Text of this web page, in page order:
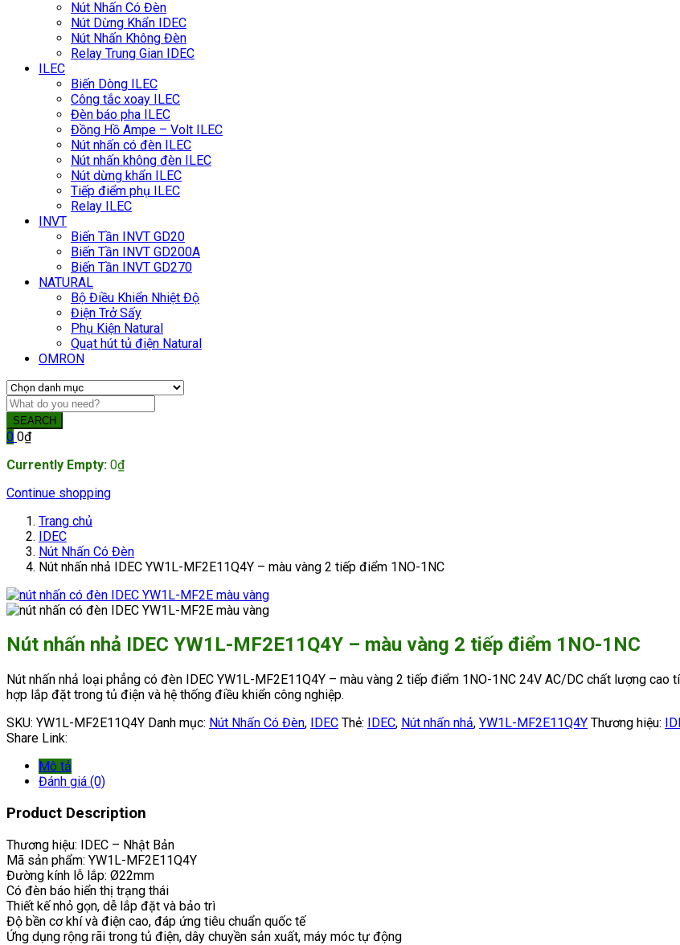
Nút Nhấn Có Đèn
Nút Dừng Khẩn IDEC
Nút Nhấn Không Đèn
Relay Trung Gian IDEC
ILEC
Biến Dòng ILEC
Công tắc xoay ILEC
Đèn báo pha ILEC
Đồng Hồ Ampe – Volt ILEC
Nút nhấn có đèn ILEC
Nút nhấn không đèn ILEC
Nút dừng khẩn ILEC
Tiếp điểm phụ ILEC
Relay ILEC
INVT
Biến Tần INVT GD20
Biến Tần INVT GD200A
Biến Tần INVT GD270
NATURAL
Bộ Điều Khiển Nhiệt Độ
Điện Trở Sấy
Phụ Kiện Natural
Quạt hút tủ điện Natural
OMRON
SEARCH
0 0₫
Currently Empty: 0₫
Continue shopping
Trang chủ
IDEC
Nút Nhấn Có Đèn
Nút nhấn nhả IDEC YW1L-MF2E11Q4Y – màu vàng 2 tiếp điểm 1NO-1NC
Nút nhấn nhả IDEC YW1L-MF2E11Q4Y – màu vàng 2 tiếp điểm 1NO-1NC
Nút nhấn nhả loại phẳng có đèn IDEC YW1L-MF2E11Q4Y – màu vàng 2 tiếp điểm 1NO-1NC 24V AC/DC chất lượng cao
hợp lắp đặt trong tủ điện và hệ thống điều khiển công nghiệp.
SKU: YW1L-MF2E11Q4Y Danh mục: Nút Nhấn Có Đèn, IDEC Thẻ: IDEC, Nút nhấn nhả, YW1L-MF2E11Q4Y Thương hiệu:
Share Link:
Mô tả
Đánh giá (0)
Product Description
Thương hiệu: IDEC – Nhật Bản
Mã sản phẩm: YW1L-MF2E11Q4Y
Đường kính lỗ lắp: Ø22mm
Có đèn báo hiển thị trạng thái
Thiết kế nhỏ gọn, dễ lắp đặt và bảo trì
Độ bền cơ khí và điện cao, đáp ứng tiêu chuẩn quốc tế
Ứng dụng rộng rãi trong tủ điện, dây chuyền sản xuất, máy móc tự động